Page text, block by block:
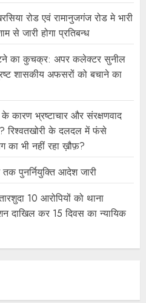
रोड एवं रामानुजगंज रोड मे भारी
से जारी होगा प्रतिबन्ध
का कुचक्र: अपर कलेक्टर सुनील
शासकीय अफसरों को बचाने का
कारण भ्रष्टाचार और संरक्षणवाद
रिश्वतखोरी के दलदल में फंसे
का भी नहीं रहा ख़ौफ़?
तक पुनर्नियुक्ति आदेश जारी
10 आरोपियों को थाना
दाखिल कर 15 दिवस का न्यायिक